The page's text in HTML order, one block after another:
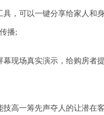
，可以一键分享给家人和
播;
现场真实演示，给购房者
高一筹先声夺人的让潜在